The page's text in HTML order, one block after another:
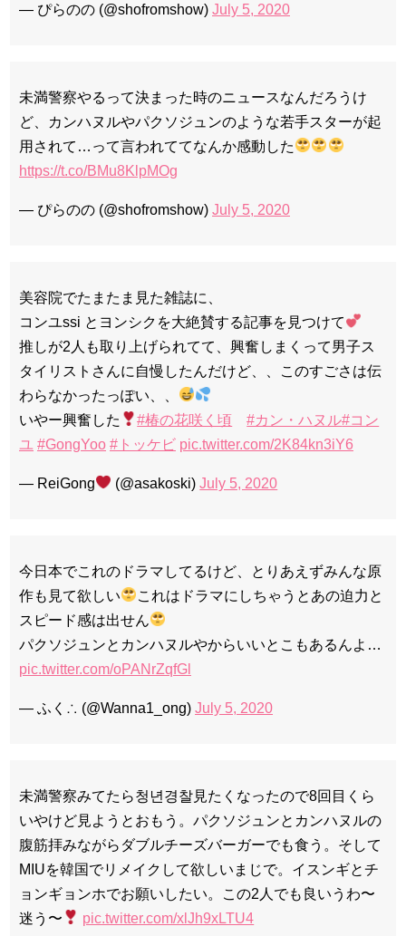
— ぴらのの (@shofromshow) July 5, 2020
未満警察やるって決まった時のニュースなんだろうけ
ど、カンハヌルやパクソジュンのような若手スターが起
用されて…って言われててなんか感動した
https://t.co/BMu8KlpMOg
— ぴらのの (@shofromshow) July 5, 2020
美容院でたまたま見た雑誌に、
コンユssi とヨンシクを大絶賛する記事を見つけて
推しが2人も取り上げられてて、興奮しまくって男子ス
タイリストさんに自慢したんだけど、、このすごさは伝
わらなかったっぽい、、
いやー興奮した
#椿の花咲く頃 #カン・ハヌル#コン
ユ #GongYoo #トッケビ pic.twitter.com/2K84kn3iY6
— ReiGong ︎ (@asakoski)July 5, 2020
今日本でこれのドラマしてるけど、とりあえずみんな原
作も見て欲しい
これはドラマにしちゃうとあの迫力と
スピード感は出せん
パクソジュンとカンハヌルやからいいとこもあるんよ…
pic.twitter.com/oPANrZqfGl
— ふく∴ (@Wanna1_ong) July 5, 2020
未満警察みてたら청년경찰見たくなったので8回目くら
いやけど見ようとおもう。パクソジュンとカンハヌルの
腹筋拝みながらダブルチーズバーガーでも食う。そして
MIUを韓国でリメイクして欲しいまじで。イスンギとチ
ョンギョンホでお願いしたい。この2人でも良いうわ〜
迷う〜
pic.twitter.com/xlJh9xLTU4